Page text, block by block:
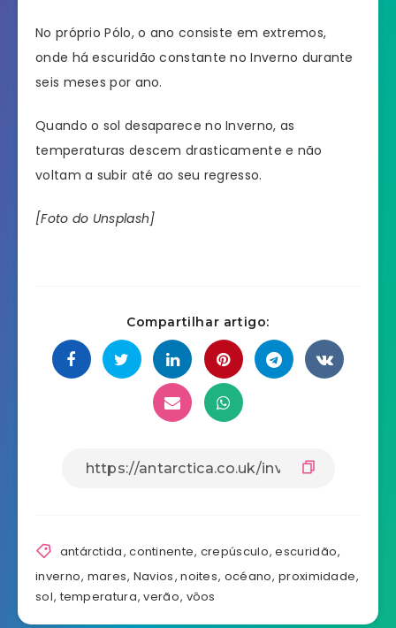
No próprio Pólo, o ano consiste em extremos,
onde há escuridão constante no Inverno durante
seis meses por ano.
Quando o sol desaparece no Inverno, as
temperaturas descem drasticamente e não
voltam a subir até ao seu regresso.
[Foto do Unsplash]
Compartilhar artigo:
antárctida,continente, crepúsculo,escuridão,
inverno, mares, Navios,noites, océano,proximidade,
sol, temperatura,verão, vôos